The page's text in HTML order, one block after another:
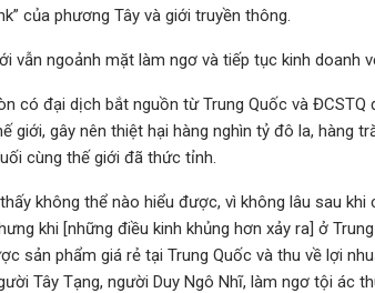
của phương Tây và giới truyền thông.
vẫn ngoảnh mặt làm ngơ và tiếp tục kinh doanh
có đại dịch bắt nguồn từ Trung Quốc và
giới, gây nên thiệt hại hàng nghìn tỷ đô la, hàng
cùng thế giới đã thức tỉnh.
không thể nào hiểu được, vì không lâu sau
khi [những điều kinh khủng hơn xảy ra] ở
sản phẩm giá rẻ tại Trung Quốc và thu về lợi
Tây Tạng, người Duy Ngô Nhĩ, làm ngơ tội ác